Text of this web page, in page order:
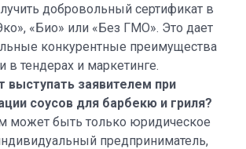
добровольный сертификат в
«Био» или «Без ГМО». Это дает
конкурентные преимущества
в тендерах и маркетинге.
выступать заявителем при
соусов для барбекю и гриля?
может быть только юридическое
предприниматель,